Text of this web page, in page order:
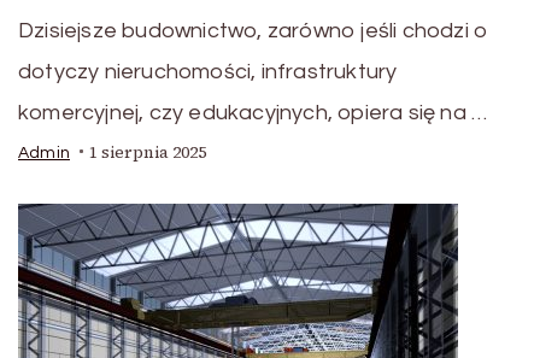
Dzisiejsze budownictwo, zarówno jeśli chodzi o
dotyczy nieruchomości, infrastruktury
komercyjnej, czy edukacyjnych, opiera się na …
Admin 1 sierpnia 2025